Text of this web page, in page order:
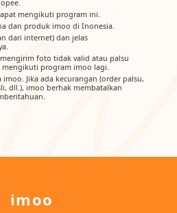
mengikuti program ini.
dan produk imoo di Inonesia.
dari internet) dan jelas
foto tidak valid atau palsu
program imoo lagi.
Jika ada kecurangan (order palsu,
dll.), imoo berhak membatalkan
imoo